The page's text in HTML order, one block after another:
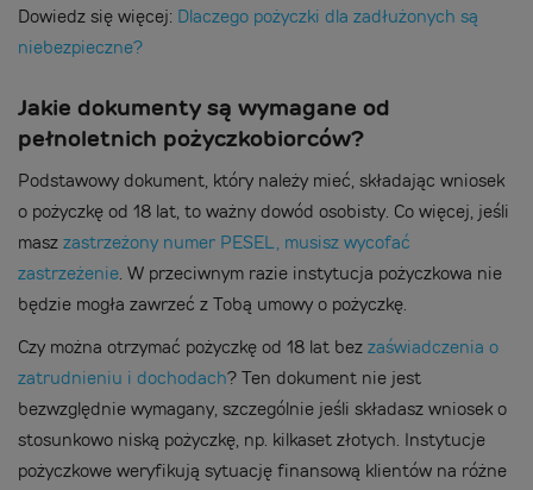
Dowiedz się więcej: Dlaczego pożyczki dla zadłużonych są
niebezpieczne?
Jakie dokumenty są wymagane od
pełnoletnich pożyczkobiorców?
Podstawowy dokument, który należy mieć, składając wniosek
o pożyczkę od 18 lat, to ważny dowód osobisty. Co więcej, jeśli
masz zastrzeżony numer PESEL, musisz wycofać
zastrzeżenie. W przeciwnym razie instytucja pożyczkowa nie
będzie mogła zawrzeć z Tobą umowy o pożyczkę.
Czy można otrzymać pożyczkę od 18 lat bez zaświadczenia o
zatrudnieniu i dochodach? Ten dokument nie jest
bezwzględnie wymagany, szczególnie jeśli składasz wniosek o
stosunkowo niską pożyczkę, np. kilkaset złotych. Instytucje
pożyczkowe weryfikują sytuację finansową klientów na różne